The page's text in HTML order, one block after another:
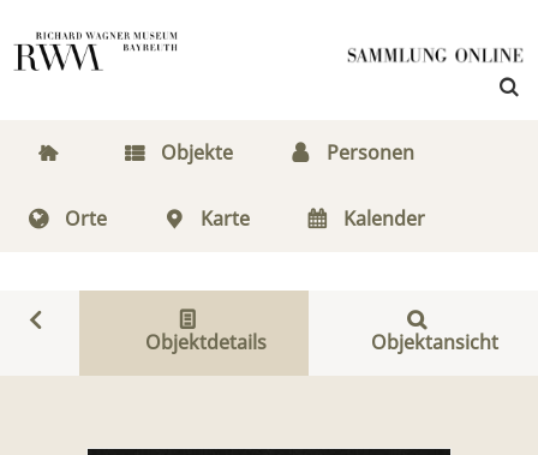
Objekte Personen
Orte Karte Kalender
Objektdetails Objektansicht